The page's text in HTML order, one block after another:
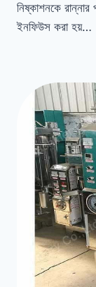
নিষ্কাশনকে
ইনফিউস করা হয়…